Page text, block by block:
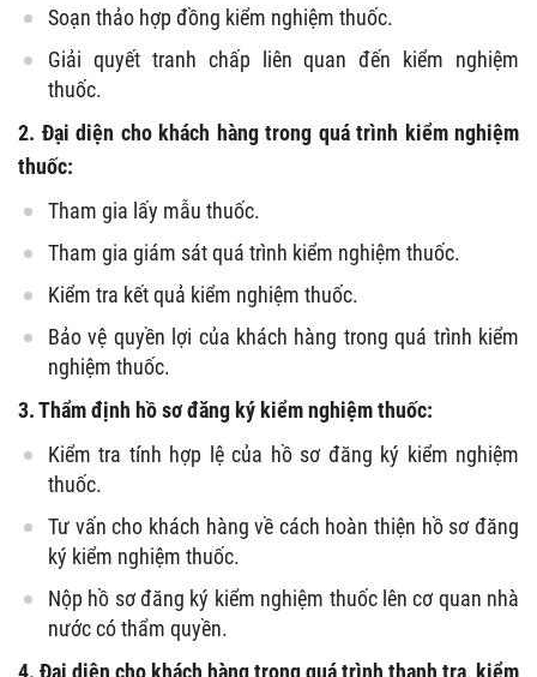
Soạn thảo hợp đồng kiểm nghiệm thuốc.
Giải quyết tranh chấp liên quan đến kiểm nghiệm
thuốc.
2. Đại diện cho khách hàng trong quá trình kiểm nghiệm
thuốc:
Tham gia lấy mẫu thuốc.
Tham gia giám sát quá trình kiểm nghiệm thuốc.
Kiểm tra kết quả kiểm nghiệm thuốc.
Bảo vệ quyền lợi của khách hàng trong quá trình kiểm
nghiệm thuốc.
3. Thẩm định hồ sơ đăng ký kiểm nghiệm thuốc:
Kiểm tra tính hợp lệ của hồ sơ đăng ký kiểm nghiệm
thuốc.
Tư vấn cho khách hàng về cách hoàn thiện hồ sơ đăng
ký kiểm nghiệm thuốc.
Nộp hồ sơ đăng ký kiểm nghiệm thuốc lên cơ quan nhà
nước có thẩm quyền.
4. Đại diện cho khách hàng trong quá trình thanh tra, kiểm